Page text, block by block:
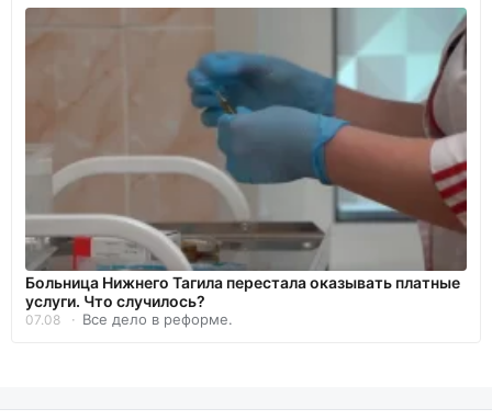
Больница Нижнего Тагила перестала оказывать платные
услуги. Что случилось?
07.08 Все дело в реформе.